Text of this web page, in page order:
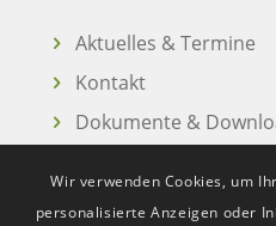
Aktuelles & Termine
Kontakt
Dokumente &
Wir verwenden Cookies, um
personalisierte Anzeigen oder